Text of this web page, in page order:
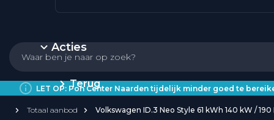
Acties
Terug
LET OP: Pon Center Naarden tijdelijk minder goed te
Totaal aanbod Volkswagen ID.3 Neo Style 61 kWh 140 kW / 190